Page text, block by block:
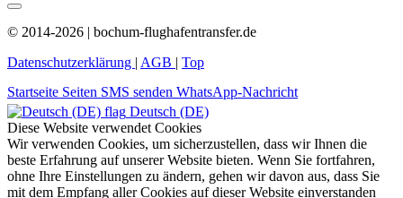
© 2014-2026 | bochum-flughafentransfer.de
Datenschutzerklärung | AGB | Top
Startseite Seiten SMS senden WhatsApp-Nachricht
Deutsch (DE)
Diese Website verwendet Cookies
Wir verwenden Cookies, um sicherzustellen, dass wir Ihnen die
beste Erfahrung auf unserer Website bieten. Wenn Sie fortfahren,
ohne Ihre Einstellungen zu ändern, gehen wir davon aus, dass Sie
mit dem Empfang aller Cookies auf dieser Website einverstanden